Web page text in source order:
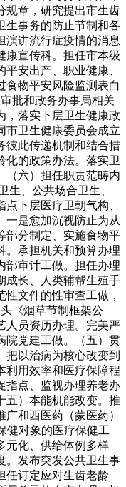
规章，研究提出市生齿
生事务的防止节制和各
演讲流行症疫情的消息
康宣传科。担任市本级
安出产、职业健康、
食物平安风险监测表白
批和政务办事局相关
，落实下层卫生健康政
市卫生健康委员会成立
彼此传递机制和结合措
化的政策办法。落实卫
（六）担任职责范畴内
生、公共场合卫生、
下层医疗卫朝气构、
一是愈加沉视防止为从
部分制定、实施食物平
。承担机关和预算办理
部审计工做。担任办理
成长、人类辅帮生殖手
文件的性审查工做，
《烟草节制框架公
人员资历办理。完美严
院党建工做。（五）贯
把以治病为核心改变到
利用效率和医疗保障程
指点、监视办理养老办
五）本能机能改变。推
和西医药（蒙医药）
健对象的医疗保健工
元化、供给体例多样
。发布突发公共卫生事
任订定应对生齿老龄